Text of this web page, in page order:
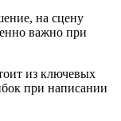
на сцену
важно при
из ключевых
при написании